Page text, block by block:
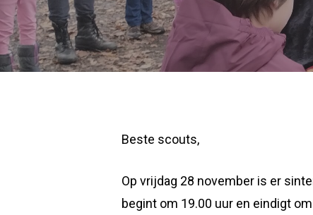
Beste scouts,
Op vrijdag 28 november is er
begint om 19.00 uur en eindigt